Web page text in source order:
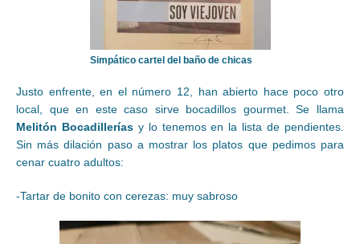
Simpático cartel del baño de chicas
Justo enfrente, en el número 12, han abierto hace poco otro
local, que en este caso sirve bocadillos gourmet. Se llama
Melitón Bocadilleríasy lo tenemos en la lista de pendientes.
Sin más dilación paso a mostrar los platos que pedimos para
cenar cuatro adultos:
-Tartar de bonito con cerezas: muy sabroso